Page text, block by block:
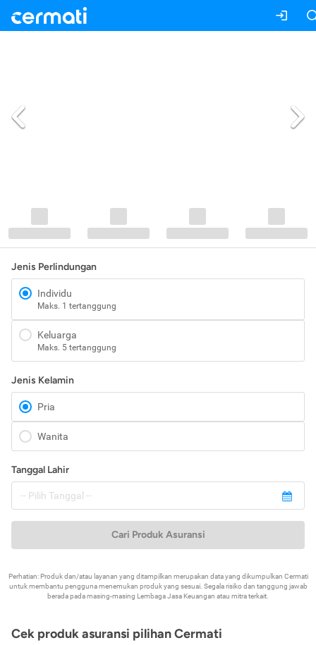
Jenis Perlindungan
Individu
Maks. 1 tertanggung
Keluarga
Maks. 5 tertanggung
Jenis Kelamin
Pria
Wanita
Tanggal Lahir
Cari Produk Asuransi
Perhatian: Produk dan/atau layanan yang ditampilkan merupakan data yang dikumpulkan Cermati
untuk membantu pengguna menemukan produk yang sesuai. Segala risiko dan tanggung jawab
berada pada masing-masing Lembaga Jasa Keuangan atau mitra terkait.
Cek produk asuransi pilihan Cermati